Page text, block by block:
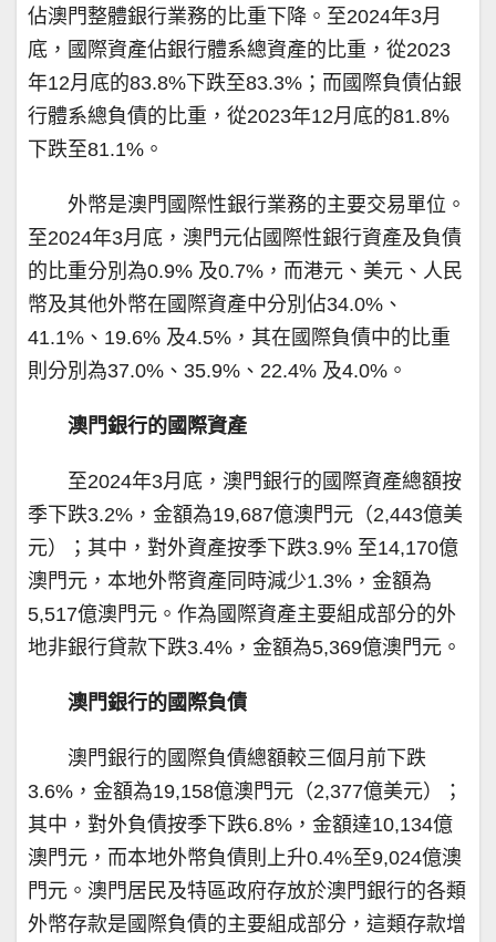
佔澳門整體銀行業務的比重下降。至2024年3月
底，國際資產佔銀行體系總資產的比重，從2023
年12月底的83.8%下跌至83.3%；而國際負債佔銀
行體系總負債的比重，從2023年12月底的81.8%
下跌至81.1%。
外幣是澳門國際性銀行業務的主要交易單位。
至2024年3月底，澳門元佔國際性銀行資產及負債
的比重分別為0.9% 及0.7%，而港元、美元、人民
幣及其他外幣在國際資產中分別佔34.0%、
41.1%、19.6% 及4.5%，其在國際負債中的比重
則分別為37.0%、35.9%、22.4% 及4.0%。
澳門銀行的國際資產
至2024年3月底，澳門銀行的國際資產總額按
季下跌3.2%，金額為19,687億澳門元（2,443億美
元）；其中，對外資產按季下跌3.9% 至14,170億
澳門元，本地外幣資產同時減少1.3%，金額為
5,517億澳門元。作為國際資產主要組成部分的外
地非銀行貸款下跌3.4%，金額為5,369億澳門元。
澳門銀行的國際負債
澳門銀行的國際負債總額較三個月前下跌
3.6%，金額為19,158億澳門元（2,377億美元）；
其中，對外負債按季下跌6.8%，金額達10,134億
澳門元，而本地外幣負債則上升0.4%至9,024億澳
門元。澳門居民及特區政府存放於澳門銀行的各類
外幣存款是國際負債的主要組成部分，這類存款增